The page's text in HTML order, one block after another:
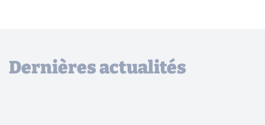
Dernières actualités